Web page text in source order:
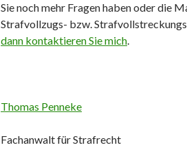
Sie noch mehr Fragen haben oder die
Strafvollzugs- bzw.
dann kontaktieren Sie mich.
Thomas Penneke
Fachanwalt für Strafrecht